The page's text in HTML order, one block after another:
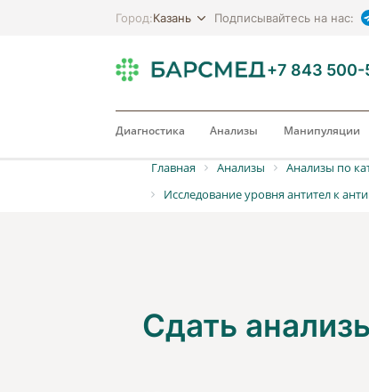
Город:Казань Подписывайтесь на нас:
+7 843
Диагностика Анализы Манипуляции
Главная Анализы Анализы по
Исследование уровня антител к
Сдать